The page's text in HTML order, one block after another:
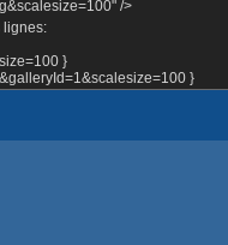
/>
lignes:
}
}